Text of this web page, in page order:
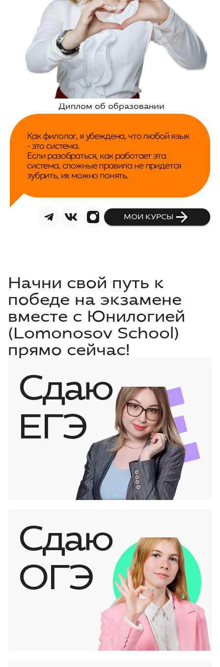
Диплом об образовании
Как филолог, я убеждена, что любой язык
- это система.
Если разобраться, как работает эта
система, сложные правила не придется
зубрить, их можно понять.
МОИ КУРСЫ
Начни свой путь к
победе на экзамене
вместе с Юнилогией
(Lomonosov School)
прямо сейчас!
Сдаю
ЕГЭ
Сдаю
ОГЭ